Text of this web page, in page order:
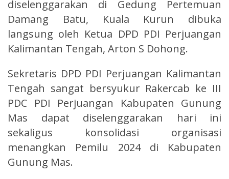
diselenggarakan di Gedung Pertemuan
Damang Batu, Kuala Kurun dibuka
langsung oleh Ketua DPD PDI Perjuangan
Kalimantan Tengah, Arton S Dohong.
Sekretaris DPD PDI Perjuangan Kalimantan
Tengah sangat bersyukur Rakercab ke III
PDC PDI Perjuangan Kabupaten Gunung
Mas dapat diselenggarakan hari ini
sekaligus konsolidasi organisasi
menangkan Pemilu 2024 di Kabupaten
Gunung Mas.